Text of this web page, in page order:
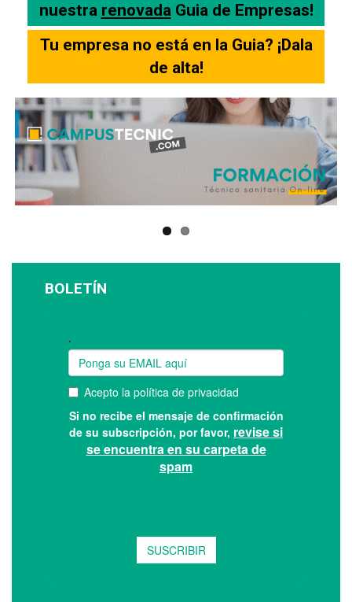
nuestra renovadaGuia de Empresas!
Tu empresa no está en la Guia? ¡Dala
de alta!
BOLETÍN